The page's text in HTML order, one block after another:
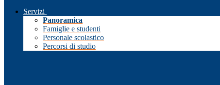
Servizi
Panoramica
Famiglie e studenti
Personale scolastico
Percorsi di studio